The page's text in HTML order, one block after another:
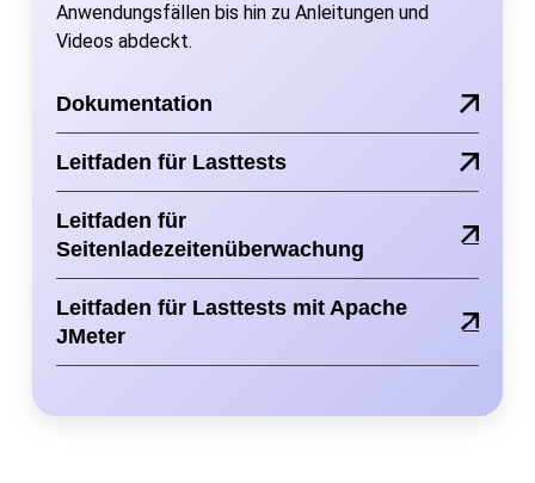
Anwendungsfällen bis hin zu Anleitungen und
Videos abdeckt.
Dokumentation
Leitfaden für Lasttests
Leitfaden für
Seitenladezeitenüberwachung
Leitfaden für Lasttests mit Apache
JMeter